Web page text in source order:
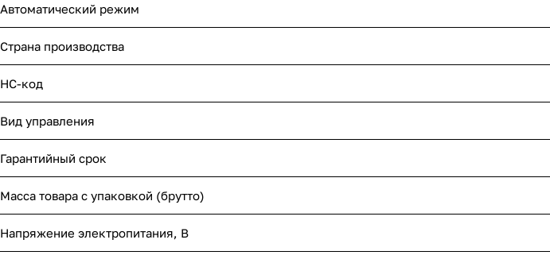
Автоматический режим
Страна производства
НС-код
Вид управления
Гарантийный срок
Масса товара с упаковкой (брутто)
Напряжение электропитания, В